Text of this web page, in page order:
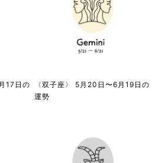
17日の
〈双子座〉 5月20日〜6月19日の
運勢